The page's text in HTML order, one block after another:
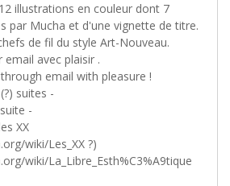
illustrations en couleur dont 7
par Mucha et d'une vignette de titre.
de fil du style Art-Nouveau.
avec plaisir .
email with pleasure !
suites -
-
XX
wiki/Les_XX ?)
wiki/La_Libre_Esth%C3%A9tique